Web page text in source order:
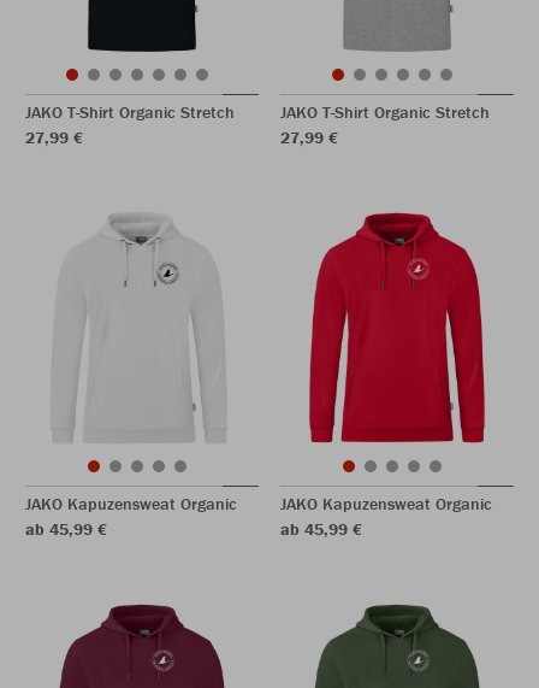
JAKO T-Shirt Organic Stretch
27,99 €
JAKO T-Shirt Organic Stretch
27,99 €
JAKO Kapuzensweat Organic
ab 45,99 €
JAKO Kapuzensweat Organic
ab 45,99 €